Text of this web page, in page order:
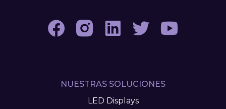
NUESTRAS SOLUCIONES
LED Displays